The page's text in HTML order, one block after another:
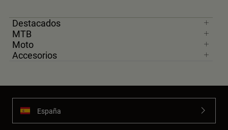
Destacados
MTB
Moto
Accesorios
España